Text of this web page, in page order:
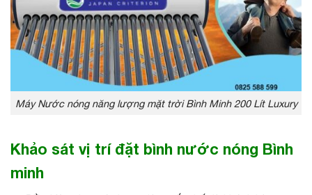
Máy Nước nóng năng lượng mặt trời Bình Minh 200 Lít Luxury
Khảo sát vị trí đặt bình nước nóng Bình
minh